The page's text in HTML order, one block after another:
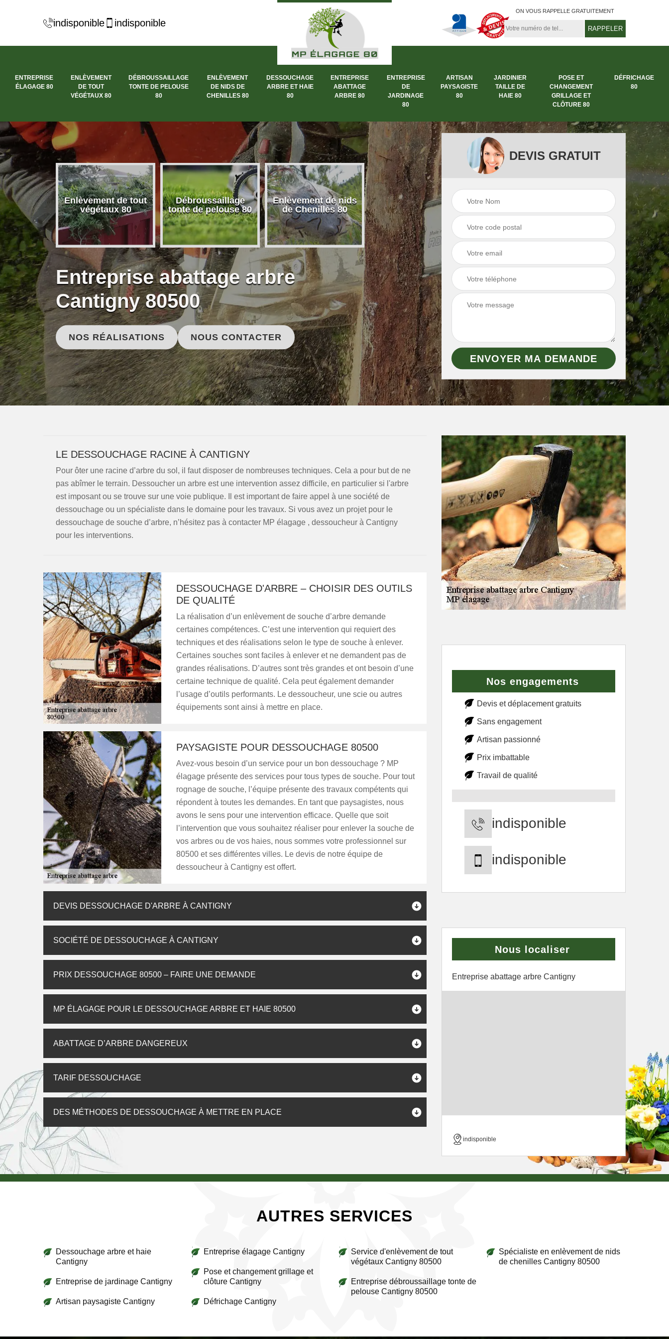
indisponible indisponible
ON VOUS RAPPELLE GRATUITEMENT
ENTREPRISE
ÉLAGAGE 80
ENLÈVEMENT
DE TOUT
VÉGÉTAUX 80
DÉBROUSSAILLAGE
TONTE DE PELOUSE
80
ENLÈVEMENT
DE NIDS DE
CHENILLES 80
DESSOUCHAGE
ARBRE ET HAIE
80
ENTREPRISE
ABATTAGE
ARBRE 80
ENTREPRISE
DE
JARDINAGE
80
ARTISAN
PAYSAGISTE
80
JARDINIER
TAILLE DE
HAIE 80
POSE ET
CHANGEMENT
GRILLAGE ET
CLÔTURE 80
DÉFRICHAGE
80
élagage
Enlèvement de tout
végétaux 80
Débroussaillage
tonte de pelouse 80
Enlèvement de nids
de Chenilles 80
Dessouchage arbre
et haie 80
Entreprise abattage
Entreprise de
jardinage 80
Entreprise abattage arbre
Cantigny 80500
NOS RÉALISATIONS NOUS CONTACTER
DEVIS GRATUIT
LE DESSOUCHAGE RACINE À CANTIGNY
Pour ôter une racine d’arbre du sol, il faut disposer de nombreuses techniques. Cela a pour but de ne
pas abîmer le terrain. Dessoucher un arbre est une intervention assez difficile, en particulier si l'arbre
est imposant ou se trouve sur une voie publique. Il est important de faire appel à une société de
dessouchage ou un spécialiste dans le domaine pour les travaux. Si vous avez un projet pour le
dessouchage de souche d’arbre, n’hésitez pas à contacter MP élagage , dessoucheur à Cantigny
pour les interventions.
DESSOUCHAGE D'ARBRE – CHOISIR DES OUTILS
DE QUALITÉ
La réalisation d’un enlèvement de souche d’arbre demande
certaines compétences. C’est une intervention qui requiert des
techniques et des réalisations selon le type de souche à enlever.
Certaines souches sont faciles à enlever et ne demandent pas de
grandes réalisations. D’autres sont très grandes et ont besoin d’une
certaine technique de qualité. Cela peut également demander
l’usage d’outils performants. Le dessoucheur, une scie ou autres
équipements sont ainsi à mettre en place.
PAYSAGISTE POUR DESSOUCHAGE 80500
Avez-vous besoin d’un service pour un bon dessouchage ? MP
élagage présente des services pour tous types de souche. Pour tout
rognage de souche, l’équipe présente des travaux compétents qui
répondent à toutes les demandes. En tant que paysagistes, nous
avons le sens pour une intervention efficace. Quelle que soit
l’intervention que vous souhaitez réaliser pour enlever la souche de
vos arbres ou de vos haies, nous sommes votre professionnel sur
80500 et ses différentes villes. Le devis de notre équipe de
dessoucheur à Cantigny est offert.
DEVIS DESSOUCHAGE D'ARBRE À CANTIGNY
SOCIÉTÉ DE DESSOUCHAGE À CANTIGNY
PRIX DESSOUCHAGE 80500 – FAIRE UNE DEMANDE
MP ÉLAGAGE POUR LE DESSOUCHAGE ARBRE ET HAIE 80500
ABATTAGE D’ARBRE DANGEREUX
TARIF DESSOUCHAGE
DES MÉTHODES DE DESSOUCHAGE À METTRE EN PLACE
Nos engagements
Devis et déplacement gratuits
Sans engagement
Artisan passionné
Prix imbattable
Travail de qualité
indisponible
indisponible
Nous localiser
Entreprise abattage arbre Cantigny
indisponible
AUTRES SERVICES
Dessouchage arbre et haie
Cantigny
Entreprise de jardinage Cantigny
Artisan paysagiste Cantigny
Entreprise élagage Cantigny
Pose et changement grillage et
clôture Cantigny
Défrichage Cantigny
Service d'enlèvement de tout
végétaux Cantigny 80500
Entreprise débroussaillage tonte de
pelouse Cantigny 80500
Spécialiste en enlèvement de nids
de chenilles Cantigny 80500